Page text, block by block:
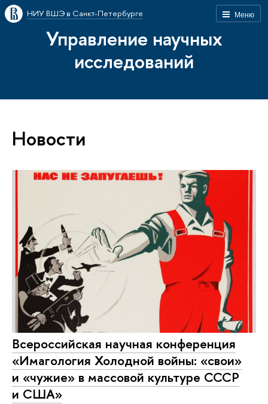
Меню
НИУ ВШЭ в Санкт-Петербурге
Управление научных
исследований
Новости
Всероссийская научная конференция
«Имагология Холодной войны: «свои»
и «чужие» в массовой культуре СССР
и США»